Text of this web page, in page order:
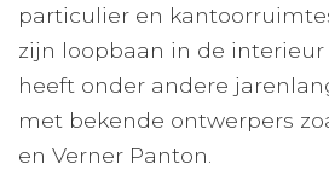
particulier en
zijn loopbaan in de interieur
heeft onder andere
met bekende ontwerpers
en Verner Panton.